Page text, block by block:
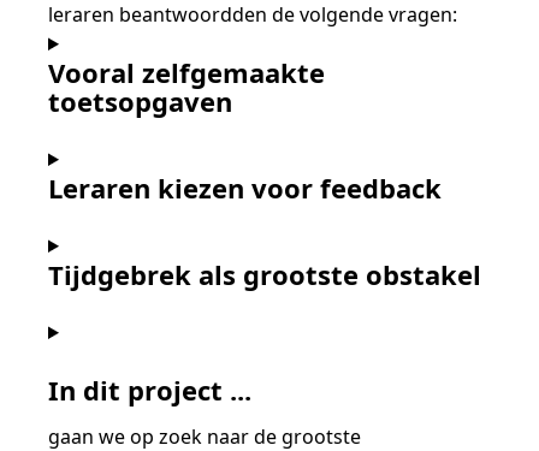
leraren beantwoordden de volgende vragen:
Vooral zelfgemaakte
toetsopgaven
Leraren kiezen voor feedback
Tijdgebrek als grootste obstakel
In dit project ...
gaan we op zoek naar de grootste